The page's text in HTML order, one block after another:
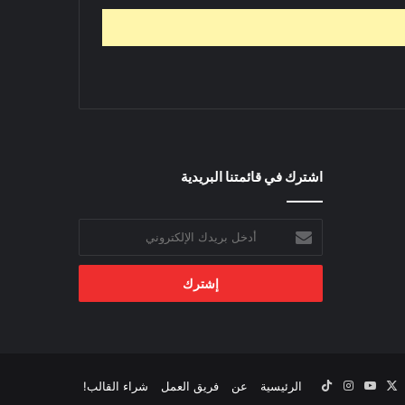
اشترك في قائمتنا البريدية
بريدك
الإلكتروني
الرئيسية عن فريق العمل شراء القالب! ‫YouTubeانستقرام‫TikTok